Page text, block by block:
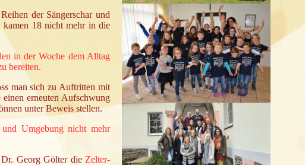
der Sängerschar und
kamen 18 nicht mehr in die
in der Woche dem Alltag
bereiten.
man sich zu Auftritten mit
erneuten Aufschwung
unter Beweis stellen.
Umgebung nicht mehr
Georg Gölter die Zelter-